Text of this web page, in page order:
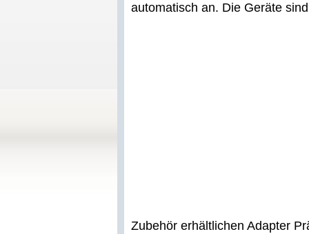
automatisch an. Die Geräte
Zubehör erhältlichen Adapter